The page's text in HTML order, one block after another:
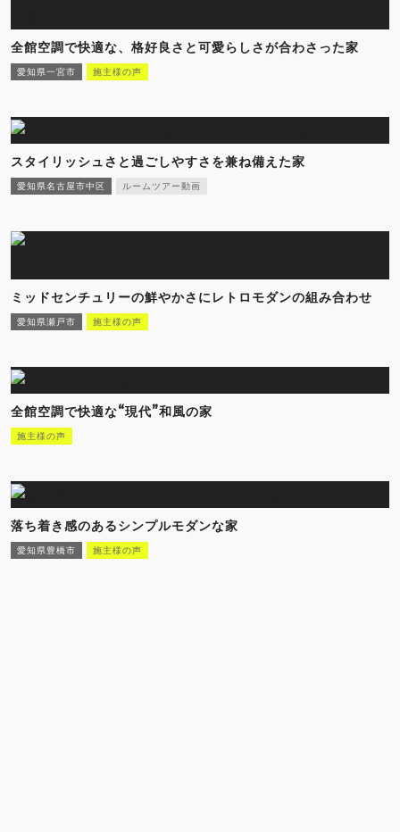
全館空調で快適な、格好良さと可愛らしさが合わさった家
愛知県一宮市 施主様の声
スタイリッシュさと過ごしやすさを兼ね備えた家
愛知県名古屋市中区 ルームツアー動画
ミッドセンチュリーの鮮やかさにレトロモダンの組み合わせ
愛知県瀬戸市 施主様の声
全館空調で快適な“現代”和風の家
施主様の声
落ち着き感のあるシンプルモダンな家
愛知県豊橋市 施主様の声